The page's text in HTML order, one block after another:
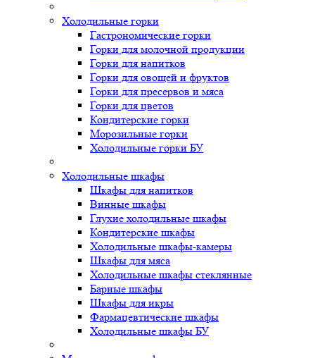
Холодильные горки
Гастрономические горки
Горки для молочной продукции
Горки для напитков
Горки для овощей и фруктов
Горки для пресервов и мяса
Горки для цветов
Кондитерские горки
Морозильные горки
Холодильные горки БУ
Холодильные шкафы
Шкафы для напитков
Винные шкафы
Глухие холодильные шкафы
Кондитерские шкафы
Холодильные шкафы-камеры
Шкафы для мяса
Холодильные шкафы стеклянные
Барные шкафы
Шкафы для икры
Фармацевтические шкафы
Холодильные шкафы БУ